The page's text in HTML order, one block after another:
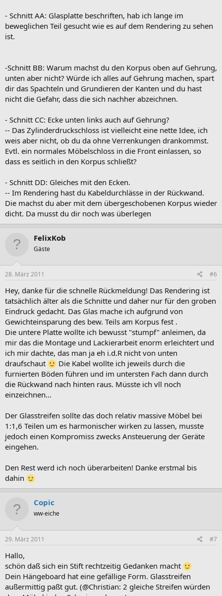
- Schnitt AA: Glasplatte beschriften, hab ich lange im
beweglichen Teil gesucht wie es auf dem Rendering zu sehen
ist.
-Schnitt BB: Warum machst du den Korpus oben auf Gehrung,
unten aber nicht? Würde ich alles auf Gehrung machen, spart
dir das Spachteln und Grundieren der Kanten und du hast
nicht die Gefahr, dass die sich nachher abzeichnen.
- Schnitt CC: Ecke unten links auch auf Gehrung?
-- Das Zylinderdruckschloss ist vielleicht eine nette Idee, ich
weis aber nicht, ob du da ohne Verrenkungen drankommst.
Evtl. ein normales Möbelschloss in die Front einlassen, so
dass es seitlich in den Korpus schließt?
- Schnitt DD: Gleiches mit den Ecken.
-- Im Rendering hast du Kabeldurchlässe in der Rückwand.
Die machst du aber mit dem übergeschobenen Korpus wieder
dicht. Da musst du dir noch was überlegen
FelixKob
Gäste
28. März 2011 #6
Hey, danke für die schnelle Rückmeldung! Das Rendering ist
tatsächlich älter als die Schnitte und daher nur für den groben
Eindruck gedacht. Das Glas mache ich aufgrund von
Gewichteinsparung des bew. Teils am Korpus fest .
Die untere Platte wollte ich bewusst "stumpf" anleimen, da
mir das die Montage und Lackierarbeit enorm erleichtert und
ich mir dachte, das man ja eh i.d.R nicht von unten
draufschaut
Die Kabel wollte ich jeweils durch die
furnierten Böden führen und im untersten Fach dann durch
die Rückwand nach hinten raus. Müsste ich vll noch
einzeichnen...
Der Glasstreifen sollte das doch relativ massive Möbel bei
1:1,6 Teilen um es harmonischer wirken zu lassen, musste
jedoch einen Kompromiss zwecks Ansteuerung der Geräte
eingehen.
Den Rest werd ich noch überarbeiten! Danke erstmal bis
dahin
Copic
ww-eiche
29. März 2011 #7
Hallo,
schön daß sich ein Stift rechtzeitig Gedanken macht
Dein Hängeboard hat eine gefällige Form. Glasstreifen
außermittig paßt gut. (@Christian: 2 gleiche Streifen würden